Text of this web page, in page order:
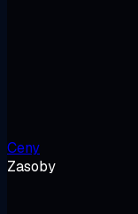
Ceny
Zasoby